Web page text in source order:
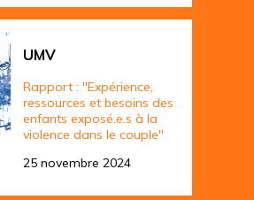
UMV
Rapport : "Expérience,
ressources et besoins des
enfants exposé.e.s à la
violence dans le couple"
25 novembre 2024